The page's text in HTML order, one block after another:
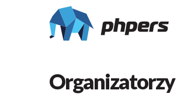
Organizatorzy